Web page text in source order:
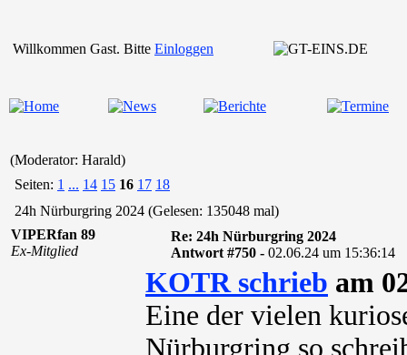
Willkommen Gast. Bitte Einloggen
(Moderator: Harald)
Seiten: 1 ... 14 15 16 17 18
24h Nürburgring 2024 (Gelesen: 135048 mal)
VIPERfan 89
Ex-Mitglied
Re: 24h Nürburgring 2024
Antwort #750 - 02.06.24 um 15:36:14
KOTR schrieb am
Eine der vielen
Nürburgring so